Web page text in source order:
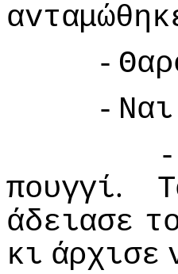
-
- Ναι
-
πoυγγί.
άδειασε
κι άρχισε